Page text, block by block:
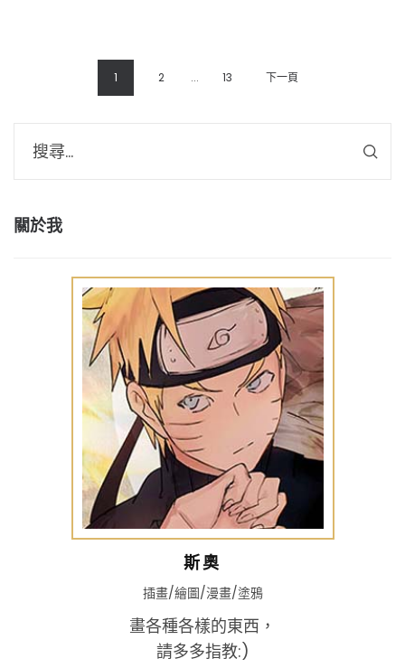
1 2 ... 13 下一頁
關於我
斯奧
插畫/繪圖/漫畫/塗鴉
畫各種各樣的東西，
請多多指教:)